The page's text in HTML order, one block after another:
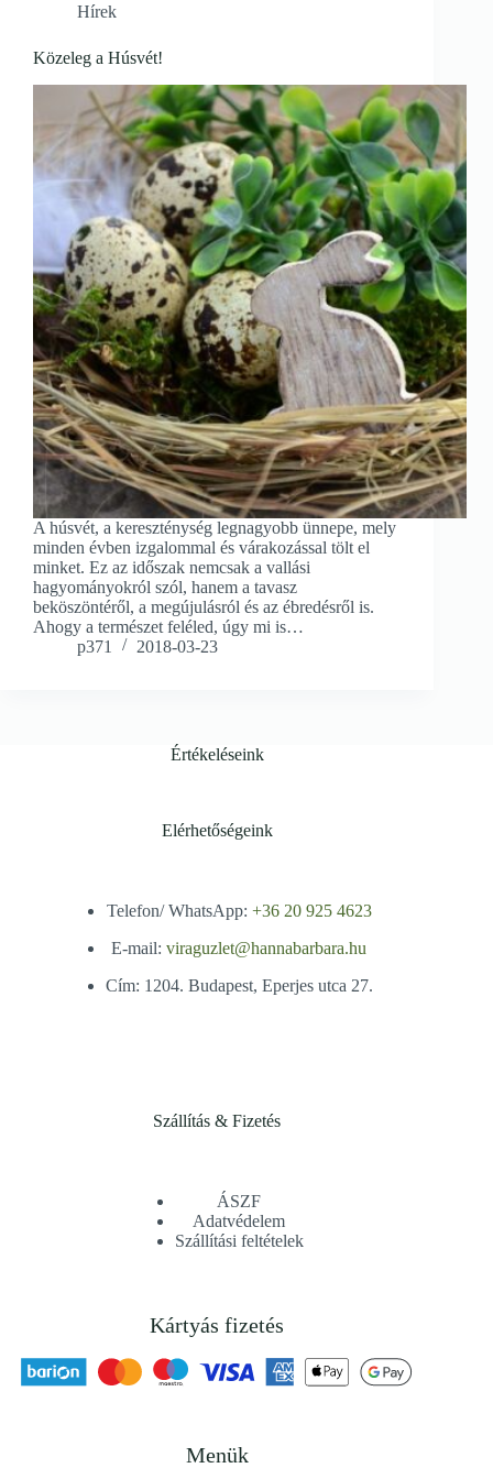
Hírek
Közeleg a Húsvét!
A húsvét, a kereszténység legnagyobb ünnepe, mely
minden évben izgalommal és várakozással tölt el
minket. Ez az időszak nemcsak a vallási
hagyományokról szól, hanem a tavasz
beköszöntéről, a megújulásról és az ébredésről is.
Ahogy a természet feléled, úgy mi is…
p371
2018-03-23
Értékeléseink
Elérhetőségeink
Telefon/ WhatsApp: +36 20 925 4623
E-mail:viraguzlet@hannabarbara.hu
Cím: 1204. Budapest, Eperjes utca 27.
Szállítás & Fizetés
ÁSZF
Adatvédelem
Szállítási feltételek
Kártyás fizetés
Menük